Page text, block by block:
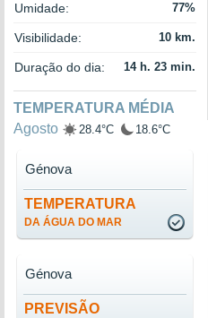
Umidade: 77%
Visibilidade: 10 km.
Duração do dia: 14 h. 23 min.
TEMPERATURA MÉDIA
Agosto
28.4°C 18.6°C
TEMPERATURA
DA ÁGUA DO MAR
Génova
PREVISÃO
Génova